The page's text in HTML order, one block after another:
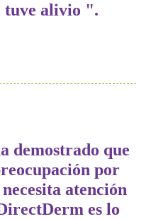
tuve alivio ".
demostrado que
por
atención
Derm es lo